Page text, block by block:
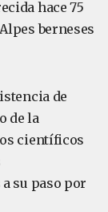
hace 75
berneses
de
de la
científicos
su paso por